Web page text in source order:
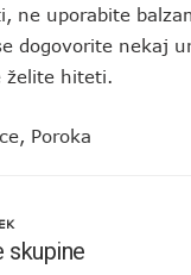
ne uporabite
dogovorite nekaj
želite hiteti.
, Poroka
skupine